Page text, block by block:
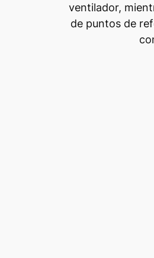
ventilador,
de puntos de